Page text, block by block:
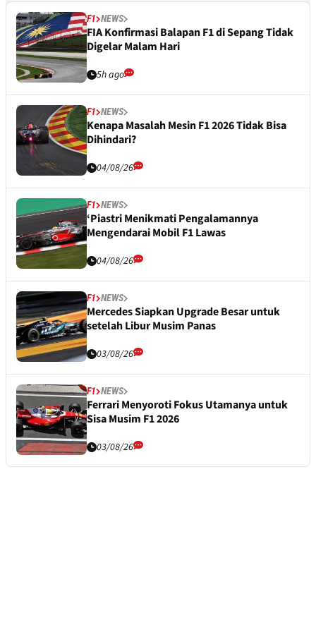
F1 NEWS
FIA Konfirmasi Balapan F1 di Sepang Tidak
Digelar Malam Hari
5h ago
F1 NEWS
Kenapa Masalah Mesin F1 2026 Tidak Bisa
Dihindari?
04/08/26
F1 NEWS
‘Piastri Menikmati Pengalamannya
Mengendarai Mobil F1 Lawas
04/08/26
F1 NEWS
Mercedes Siapkan Upgrade Besar untuk
setelah Libur Musim Panas
03/08/26
F1 NEWS
Ferrari Menyoroti Fokus Utamanya untuk
Sisa Musim F1 2026
03/08/26